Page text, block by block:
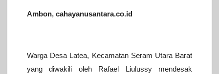
Ambon, cahayanusantara.co.id
Warga Desa Latea, Kecamatan Seram Utara Barat
yang diwakili oleh Rafael Liulussy mendesak